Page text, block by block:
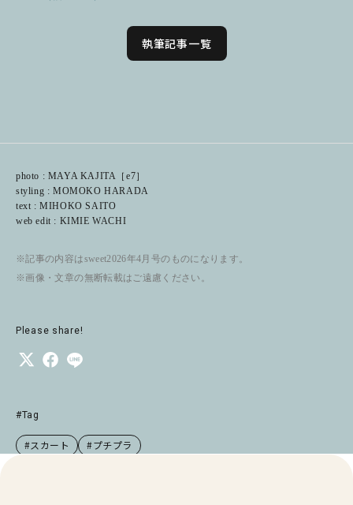
執筆記事一覧
photo : MAYA KAJITA［e7］
styling : MOMOKO HARADA
text : MIHOKO SAITO
web edit : KIMIE WACHI
※記事の内容はsweet2026年4月号のものになります。
※画像・文章の無断転載はご遠慮ください。
Please share!
#Tag
#スカート #プチプラ